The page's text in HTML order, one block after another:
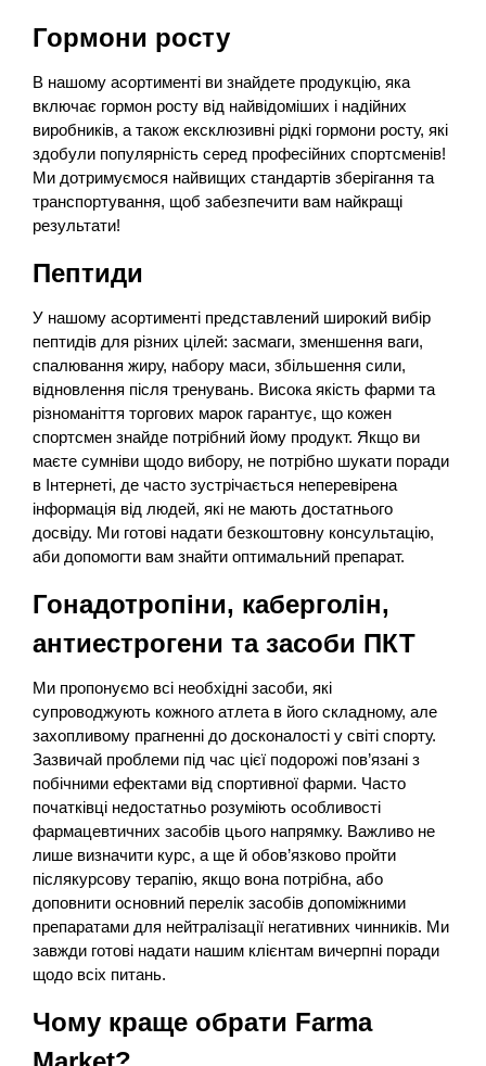
Гормони росту
В нашому асортименті ви знайдете продукцію, яка
включає гормон росту від найвідоміших і надійних
виробників, а також ексклюзивні рідкі гормони росту, які
здобули популярність серед професійних спортсменів!
Ми дотримуємося найвищих стандартів зберігання та
транспортування, щоб забезпечити вам найкращі
результати!
Пептиди
У нашому асортименті представлений широкий вибір
пептидів для різних цілей: засмаги, зменшення ваги,
спалювання жиру, набору маси, збільшення сили,
відновлення після тренувань. Висока якість фарми та
різноманіття торгових марок гарантує, що кожен
спортсмен знайде потрібний йому продукт. Якщо ви
маєте сумніви щодо вибору, не потрібно шукати поради
в Інтернеті, де часто зустрічається неперевірена
інформація від людей, які не мають достатнього
досвіду. Ми готові надати безкоштовну консультацію,
аби допомогти вам знайти оптимальний препарат.
Гонадотропіни, каберголін,
антиестрогени та засоби ПКТ
Ми пропонуємо всі необхідні засоби, які
супроводжують кожного атлета в його складному, але
захопливому прагненні до досконалості у світі спорту.
Зазвичай проблеми під час цієї подорожі пов’язані з
побічними ефектами від спортивної фарми. Часто
початківці недостатньо розуміють особливості
фармацевтичних засобів цього напрямку. Важливо не
лише визначити курс, а ще й обов’язково пройти
післякурсову терапію, якщо вона потрібна, або
доповнити основний перелік засобів допоміжними
препаратами для нейтралізації негативних чинників. Ми
завжди готові надати нашим клієнтам вичерпні поради
щодо всіх питань.
Чому краще обрати Farma